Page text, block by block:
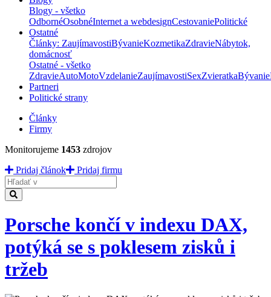
Blogy - všetko
OdbornéOsobnéInternet a webdesignCestovaniePolitické
Ostatné
Články: ZaujímavostiBývanieKozmetikaZdravieNábytok,
domácnosť
Ostatné - všetko
ZdravieAutoMotoVzdelanieZaujímavostiSexZvieratkaBývanie
Partneri
Politické strany
Články
Firmy
Monitorujeme 1453 zdrojov
Pridaj článok
Pridaj firmu
Hladať
Porsche končí v indexu DAX,
potýká se s poklesem zisků i
tržeb